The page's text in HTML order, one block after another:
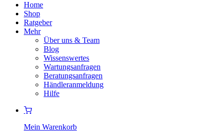
Home
Shop
Ratgeber
Mehr
Über uns & Team
Blog
Wissenswertes
Wartungsanfragen
Beratungsanfragen
Händleranmeldung
Hilfe
Mein Warenkorb